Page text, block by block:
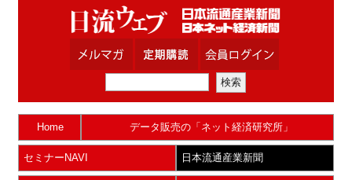
Home データ販売の「ネット経済研究所」
セミナーNAVI 日本流通産業新聞